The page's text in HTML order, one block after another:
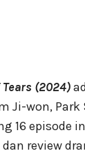
Tears (2024)
Ji-won, Park
16 episode
review